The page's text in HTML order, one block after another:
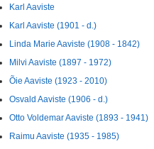
Karl Aaviste
Karl Aaviste (1901 - d.)
Linda Marie Aaviste (1908 - 1842)
Milvi Aaviste (1897 - 1972)
Õie Aaviste (1923 - 2010)
Osvald Aaviste (1906 - d.)
Otto Voldemar Aaviste (1893 - 1941)
Raimu Aaviste (1935 - 1985)